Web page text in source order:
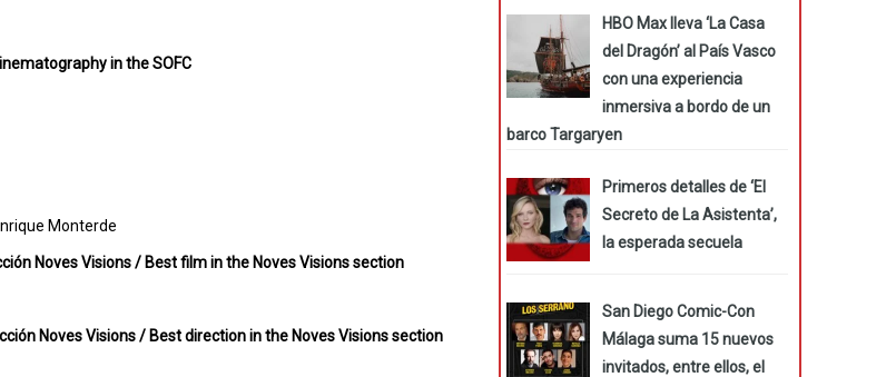
in the SOFC
Monterde
Noves Visions / Best film in the Noves Visions section
Noves Visions / Best direction in the Noves Visions section
HBO Max lleva ‘La Casa
del Dragón’ al País Vasco
con una experiencia
inmersiva a bordo de un
barco Targaryen
Primeros detalles de ‘El
Secreto de La Asistenta’,
la esperada secuela
San Diego Comic-Con
Málaga suma 15 nuevos
invitados, entre ellos, el